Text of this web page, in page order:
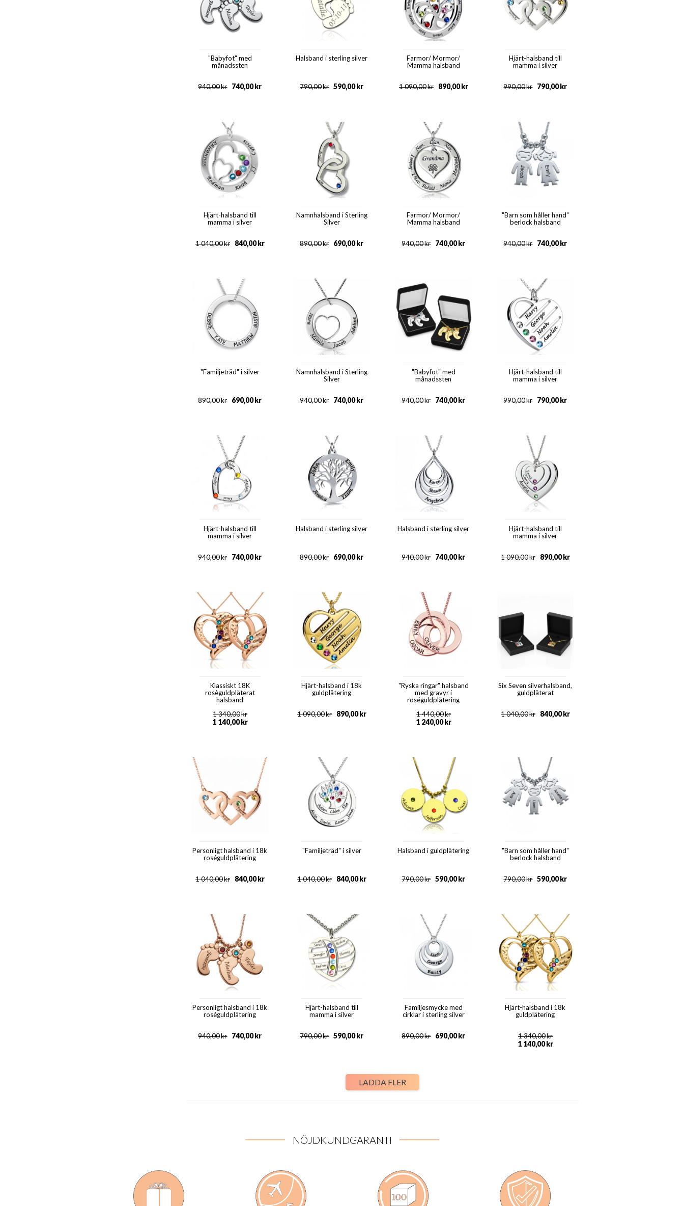
"Babyfot" med
månadssten
kr
940,00 kr
740,00
Halsband i sterling silver
kr
790,00 kr
590,00
Farmor/ Mormor/
Mamma halsband
kr
1 090,00 kr
890,00
Hjärt-halsband till
mamma i silver
kr
990,00 kr
790,00
Hjärt-halsband till
mamma i silver
kr
1 040,00 kr
840,00
Namnhalsband i Sterling
Silver
kr
890,00 kr
690,00
Farmor/ Mormor/
Mamma halsband
kr
940,00 kr
740,00
"Barn som håller hand"
berlock halsband
kr
940,00 kr
740,00
"Familjeträd" i silver
kr
890,00 kr
690,00
Namnhalsband i Sterling
Silver
kr
940,00 kr
740,00
"Babyfot" med
månadssten
kr
940,00 kr
740,00
Hjärt-halsband till
mamma i silver
kr
990,00 kr
790,00
Hjärt-halsband till
mamma i silver
kr
940,00 kr
740,00
Halsband i sterling silver
kr
890,00 kr
690,00
Halsband i sterling silver
kr
940,00 kr
740,00
Hjärt-halsband till
mamma i silver
kr
1 090,00 kr
890,00
Klassiskt 18K
rosèguldpläterat
halsband
kr
1 340,00
kr
1 140,00
Hjärt-halsband i 18k
guldplätering
kr
1 090,00 kr
890,00
"Ryska ringar" halsband
med gravyr i
roséguldplätering
kr
1 440,00
kr
1 240,00
Six Seven silverhalsband,
guldpläterat
kr
1 040,00 kr
840,00
Personligt halsband i 18k
roséguldplätering
kr
1 040,00 kr
840,00
"Familjeträd" i silver
kr
1 040,00 kr
840,00
Halsband i guldplätering
kr
790,00 kr
590,00
"Barn som håller hand"
berlock halsband
kr
790,00 kr
590,00
Personligt halsband i 18k
roséguldplätering
kr
940,00 kr
740,00
Hjärt-halsband till
mamma i silver
kr
790,00 kr
590,00
Familjesmycke med
cirklar i sterling silver
kr
890,00 kr
690,00
Hjärt-halsband i 18k
guldplätering
kr
1 340,00
kr
1 140,00
LADDA FLER
NÖJDKUNDGARANTI